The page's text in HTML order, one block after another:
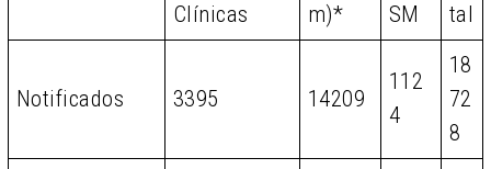
Clínicas
m)*
SM
tal
Notificados 3395 14209
112
4
18
72
8